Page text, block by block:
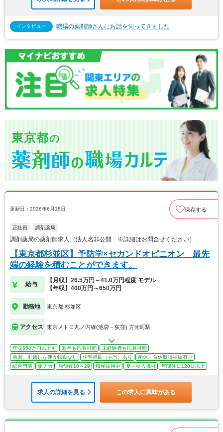
インタビュー 職場の薬剤師さんにお話を伺ってきました
東京都の
更新日：2026年6月18日 保存する
正社員 調剤薬局
調剤薬局の薬剤師求人（法人名非公開 ※詳細はお問合せください）
【東京都杉並区】予防学×セカンドオピニオン 最先
端の経験を積むことができます。
給与
【月収】26.5万円～41.0万円程度 モデル
【年収】400万円～650万円
勤務地 東京都 杉並区
アクセス 東京メトロ丸ノ内線(池袋－荻窪) 方南町駅
年収650万円以上可 新卒も応募可能
未経験者も応募可能
原則、引越しを伴う転勤なし
住宅補助（手当）あり
産休・育休取得実績有り
総合門前
駅チカ 店舗数10～29 積極採用中 夏～秋入職可 年間休日120日以上
求人の詳細を見る この求人に興味がある